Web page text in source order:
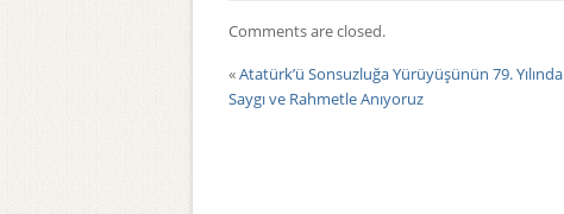
Comments are closed.
«Atatürk’ü Sonsuzluğa Yürüyüşünün 79. Yılında
Saygı ve Rahmetle Anıyoruz